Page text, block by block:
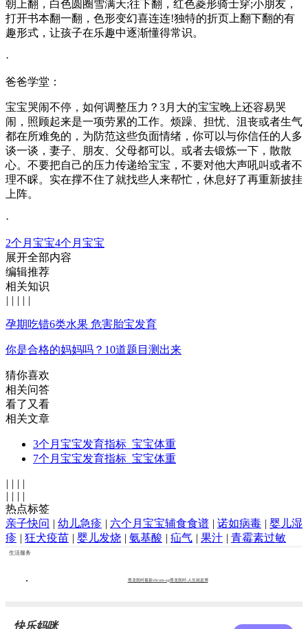
朝上翻，白色圆圈雪满天;往下翻，红色菱形骑士穿;小朋友，
打开书本翻一翻，色形变幻喜连连!独特的折页上翻下翻的有
趣形式，让孩子在乐趣中逐渐懂得常识。
·
爸爸学堂：
宝宝哭闹不停，如何调整压力？3月大的宝宝晚上还容易哭
闹，照顾起来是一项劳累的工作。烦躁、担忧、沮丧或者生气
都在所难免的，为防范这些负面情绪，你可以与你信任的人多
谈一谈，妻子、朋友、父母都可以。或者去锻炼一下，散散
心。不要把自己的压力传递给宝宝，不要对他大声吼叫或者不
理不睬。实在撑不住了就找些人来帮忙，休息好了再重新披挂
上阵。
·
2个月宝宝4个月宝宝
展开全部内容
编辑推荐
相关知识
| | | | |
孕期吃错6类水果 危害胎宝发育
你是合格的妈妈吗？10道题目测出来
猜你喜欢
相关问答
看了又看
相关文章
3个月宝宝发育指标_宝宝体重
7个月宝宝发育指标_宝宝体重
| | | |
| | | |
热点标签
亲子快问 | 幼儿急疹 | 六个月宝宝辅食食谱 | 诺如病毒 | 婴儿湿
疹 | 狂犬疫苗 | 婴儿发烧 | 氨基酸 | 疝气 | 果汁 | 青霉素过敏
生活服务
尊龙凯时最新z6com-ag尊龙凯时-人生就是博
快乐妈咪